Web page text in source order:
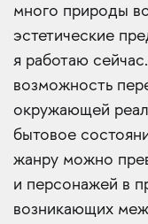
много природы
эстетические
я работаю
возможность
окружающей
бытовое
жанру можно
и персонажей в
возникающих